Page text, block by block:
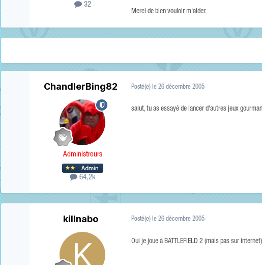
32
Merci de bien vouloir m'aider.
ChandlerBing82
Administreurs
64,2k
Posté(e)le 26 décembre 2005
salut, tu as essayé de lancer d'autres jeux
killnabo Posté(e)le 26 décembre 2005
Oui je joue à BATTLEFIELD 2 (mais pas sur internet)